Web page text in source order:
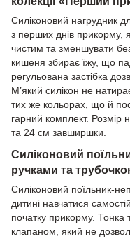
Силіконовий нагрудник
з перших днів прикорму,
чистим та зменшувати
кишеня збирає їжу, що
регульована застібка
М’який силікон не
тих же кольорах, що й
гарний комплект. Розмір
та 24 см завширшки.
Силіконовий
ручками та
Силіконовий поїльник-
дитині навчатися
початку прикорму. Тонка
клапаном, який не